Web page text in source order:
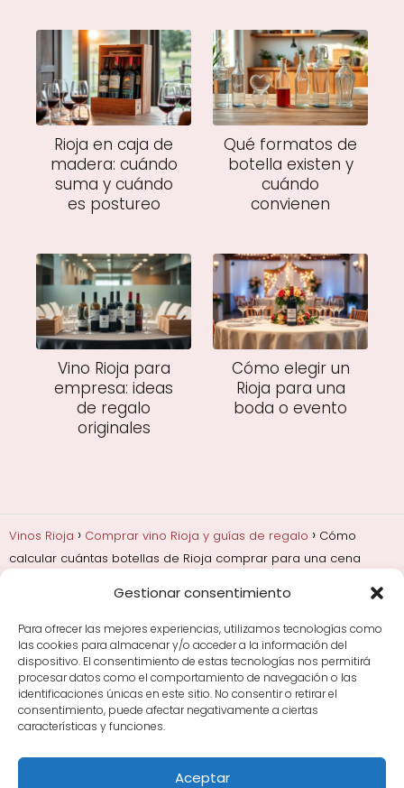
Gestionar consentimiento
Para ofrecer las mejores experiencias, utilizamos tecnologías como
las cookies para almacenar y/o acceder a la información del
dispositivo. El consentimiento de estas tecnologías nos permitirá
procesar datos como el comportamiento de navegación o las
identificaciones únicas en este sitio. No consentir o retirar el
consentimiento, puede afectar negativamente a ciertas
características y funciones.
Aceptar
Rioja en caja de
madera: cuándo
suma y cuándo
es postureo
Qué formatos de
botella existen y
cuándo
convienen
Vino Rioja para
empresa: ideas
de regalo
originales
Cómo elegir un
Rioja para una
boda o evento
Vinos Rioja Comprar vino Rioja y guías de regalo
Cómo
calcular cuántas botellas de Rioja comprar para una cena
Añadas, crianza y guarda
Bodegas y marcas de
Rioja
Cata y aprender a probar vino
Comprar vino
Rioja y guías de regalo
Cultura del vino y
curiosidades
Enoturismo en Rioja
Maridajes y vino en la mesa
Tiendas de vino por
ciudades
Tipos de Rioja y clasificación
bodegas por área